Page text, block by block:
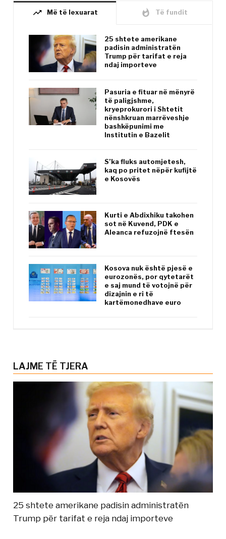
trending_up Më të lexuarat whatshot Të fundit
25 shtete amerikane
padisin administratën
Trump për tarifat e reja
ndaj importeve
Pasuria e fituar në mënyrë
të paligjshme,
kryeprokurori i Shtetit
nënshkruan marrëveshje
bashkëpunimi me
Institutin e Bazelit
S’ka fluks automjetesh,
kaq po pritet nëpër kufijtë
e Kosovës
Kurti e Abdixhiku takohen
sot në Kuvend, PDK e
Aleanca refuzojnë ftesën
Kosova nuk është pjesë e
eurozonës, por qytetarët
e saj mund të votojnë për
dizajnin e ri të
kartëmonedhave euro
LAJME TË TJERA
25 shtete amerikane padisin administratën
Trump për tarifat e reja ndaj importeve